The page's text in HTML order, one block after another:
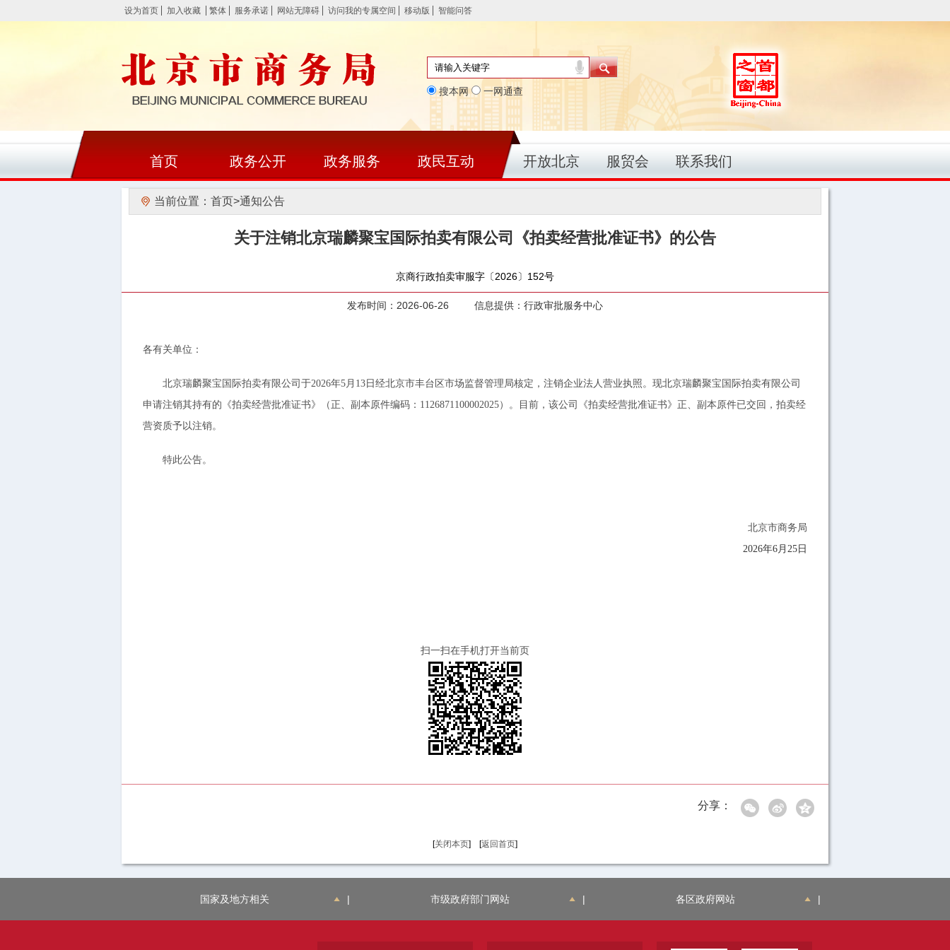
设为首页 加入收藏 繁体 服务承诺 网站无障碍 访问我的专属空间 移动版 智能问答
搜本网 一网通查
首页 政务公开 政务服务 政民互动 开放北京 服贸会 联系我们
当前位置： 首页>通知公告
关于注销北京瑞麟聚宝国际拍卖有限公司《拍卖经营批准证书》的公告
京商行政拍卖审服字〔2026〕152号
发布时间：2026-06-26 信息提供：行政审批服务中心
各有关单位：
北京瑞麟聚宝国际拍卖有限公司于2026年5月13日经北京市丰台区市场监督管理局核定，注销企业法人营业执照。现北京瑞麟聚宝国际拍卖有限公司
申请注销其持有的《拍卖经营批准证书》（正、副本原件编码：1126871100002025）。目前，该公司《拍卖经营批准证书》正、副本原件已交回，拍卖经
营资质予以注销。
特此公告。
北京市商务局
2026年6月25日
扫一扫在手机打开当前页
分享：
[关闭本页] [返回首页]
国家及地方相关 | 市级政府部门网站 | 各区政府网站 |